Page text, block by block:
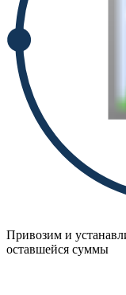
Привозим и
оставшейся суммы